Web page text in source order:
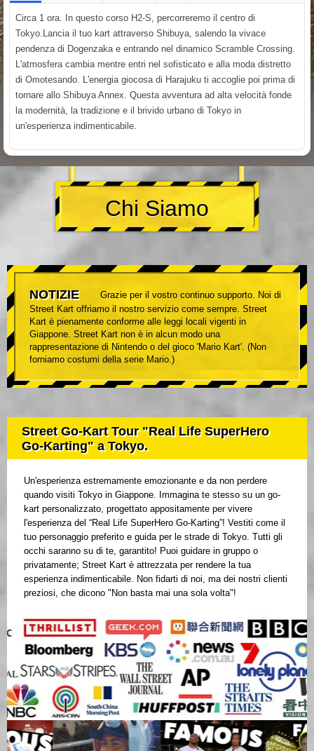
Circa 1 ora. In questo corso H2-S, percorreremo il centro di
Tokyo.Lancia il tuo kart attraverso Shibuya, salendo la vivace
pendenza di Dogenzaka e entrando nel dinamico Scramble Crossing.
L'atmosfera cambia mentre entri nel sofisticato e alla moda distretto
di Omotesando. L'energia giocosa di Harajuku ti accoglie poi prima di
tornare allo Shibuya Annex. Questa avventura ad alta velocità fonde
la modernità, la tradizione e il brivido urbano di Tokyo in
un'esperienza indimenticabile.
Chi Siamo
NOTIZIE
Grazie per il vostro continuo supporto. Noi di
Street Kart offriamo il nostro servizio come sempre. Street
Kart è pienamente conforme alle leggi locali vigenti in
Giappone. Street Kart non è in alcun modo una
rappresentazione di Nintendo o del gioco 'Mario Kart'. (Non
forniamo costumi della serie Mario.)
Street Go-Kart Tour "Real Life SuperHero
Go-Karting" a Tokyo.
Un'esperienza estremamente emozionante e da non perdere
quando visiti Tokyo in Giappone. Immagina te stesso su un go-
kart personalizzato, progettato appositamente per vivere
l'esperienza del “Real Life SuperHero Go-Karting”! Vestiti come il
tuo personaggio preferito e guida per le strade di Tokyo. Tutti gli
occhi saranno su di te, garantito! Puoi guidare in gruppo o
privatamente; Street Kart è attrezzata per rendere la tua
esperienza indimenticabile. Non fidarti di noi, ma dei nostri clienti
preziosi, che dicono "Non basta mai una sola volta"!